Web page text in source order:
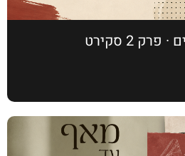
אנציקלופדיית הנתחים · פרק 2 סקירט